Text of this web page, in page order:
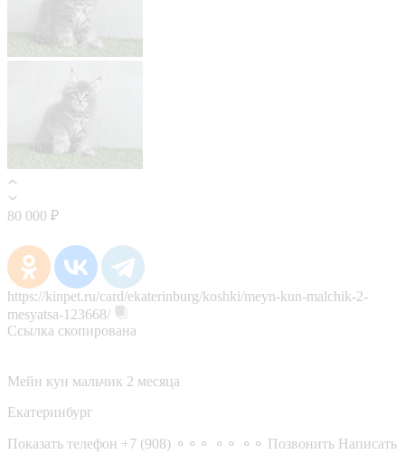
80 000 ₽
https://kinpet.ru/card/ekaterinburg/koshki/meyn-kun-malchik-2-
mesyatsa-123668/
Ссылка скопирована
Мейн кун мальчик 2 месяца
Екатеринбург
Показать телефон +7 (908) ⚬⚬⚬ ⚬⚬ ⚬⚬ Позвонить Написать